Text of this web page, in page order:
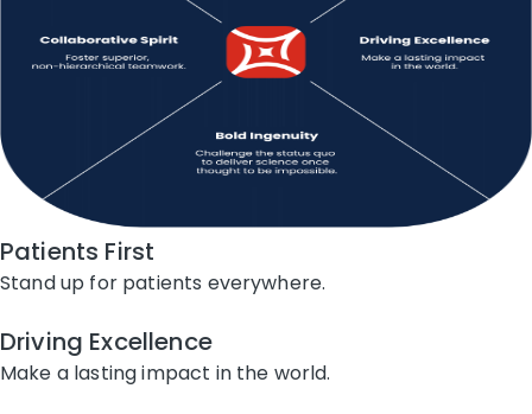
Patients First
Stand up for patients everywhere.
Driving Excellence
Make a lasting impact in the world.